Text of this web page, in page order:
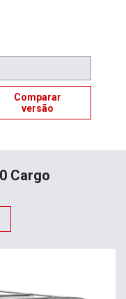
Comparar
versão
Cargo